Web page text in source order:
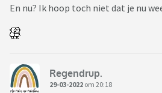
En nu? Ik hoop toch niet dat je nu
Regendrup.
29-03-2022 om 20:18